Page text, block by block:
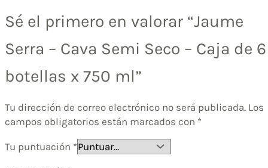
Sé el primero en valorar “Jaume
Serra – Cava Semi Seco – Caja de 6
botellas x 750 ml”
Tu dirección de correo electrónico no será publicada. Los
campos obligatorios están marcados con *
Tu puntuación *